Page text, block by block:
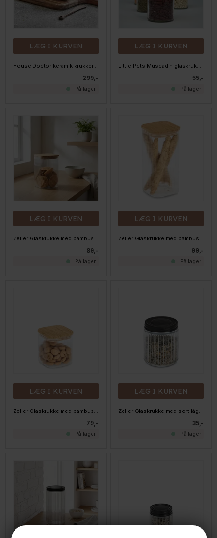
LÆG I KURVEN
299,-
På lager
LÆG I KURVEN
55,-
På lager
LÆG I KURVEN
89,-
På lager
LÆG I KURVEN
99,-
På lager
LÆG I KURVEN
79,-
På lager
LÆG I KURVEN
35,-
På lager